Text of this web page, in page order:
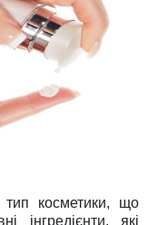
тип косметики, що
інгредієнти, які